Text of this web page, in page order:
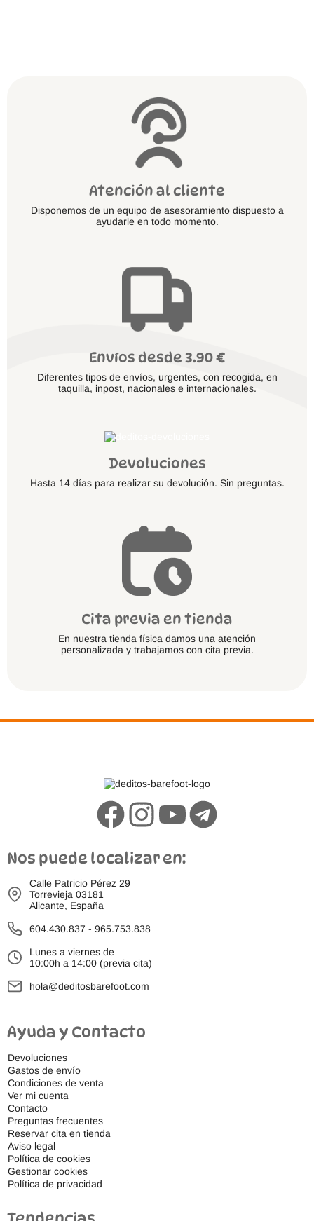
Atención al cliente
Disponemos de un equipo de asesoramiento dispuesto a
ayudarle en todo momento.
Envíos desde 3.90 €
Diferentes tipos de envíos, urgentes, con recogida, en
taquilla, inpost, nacionales e internacionales.
Devoluciones
Hasta 14 días para realizar su devolución. Sin preguntas.
Cita previa en tienda
En nuestra tienda física damos una atención
personalizada y trabajamos con cita previa.
Nos puede localizar en:
Calle Patricio Pérez 29
Torrevieja 03181
Alicante, España
604.430.837 - 965.753.838
Lunes a viernes de
10:00h a 14:00 (previa cita)
hola@deditosbarefoot.com
Ayuda y Contacto
Devoluciones
Gastos de envío
Condiciones de venta
Ver mi cuenta
Contacto
Preguntas frecuentes
Reservar cita en tienda
Aviso legal
Política de cookies
Gestionar cookies
Política de privacidad